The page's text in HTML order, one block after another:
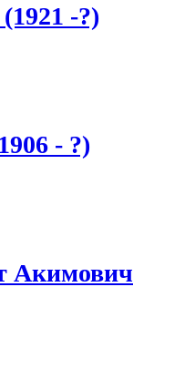
-?)
- ?)
Акимович